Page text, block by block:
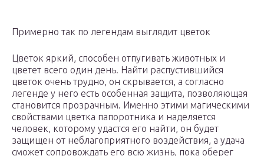
Примерно так по легендам выглядит цветок
Цветок яркий, способен отпугивать животных и
цветет всего один день. Найти распустившийся
цветок очень трудно, он скрывается, а согласно
легенде у него есть особенная защита, позволяющая
становится прозрачным. Именно этими магическими
свойствами цветка папоротника и наделяется
человек, которому удастся его найти, он будет
защищен от неблагоприятного воздействия, а удача
сможет сопровождать его всю жизнь, пока оберег